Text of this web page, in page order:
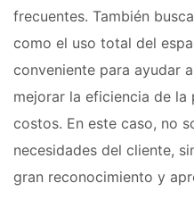
frecuentes. También
como el uso total del
conveniente para ayudar
mejorar la eficiencia de
costos. En este caso, no
necesidades del cliente,
gran reconocimiento y